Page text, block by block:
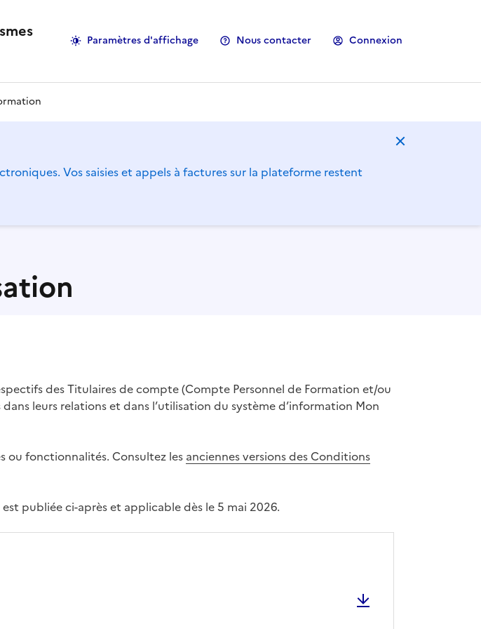
Paramètres d'affichage Nous contacter Connexion
Vos saisies et appels à factures sur la plateforme restent
des Titulaires de compte (Compte Personnel de Formation et/ou
leurs relations et dans l’utilisation du système d’information Mon
ou fonctionnalités. Consultez les anciennes versions des Conditions
publiée ci-après et applicable dès le 5 mai 2026.